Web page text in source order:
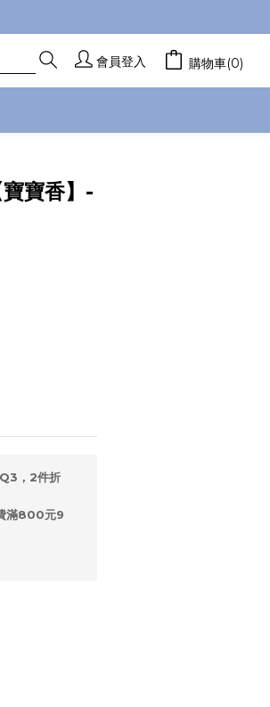
會員登入 購物車(0)
寶香】-
，2件折
滿800元9